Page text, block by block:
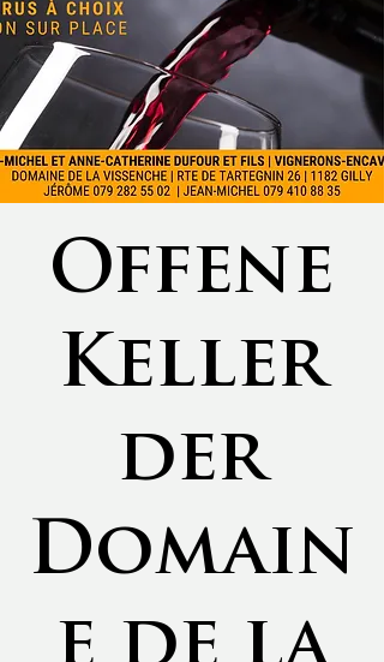
Offene
Keller
der
Domain